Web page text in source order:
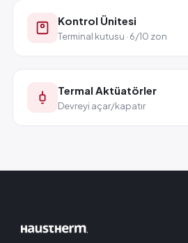
Kontrol Ünitesi
Terminal kutusu · 6/10 zon
Termal Aktüatörler
Devreyi açar/kapatır